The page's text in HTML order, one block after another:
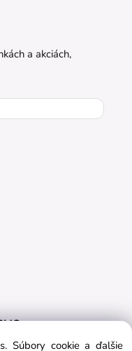
a akciách,
Súbory cookie a ďalšie